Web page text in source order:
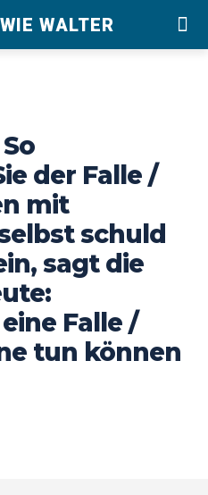
WALTER
der Falle /
mit
schuld
sagt die
Falle /
tun können